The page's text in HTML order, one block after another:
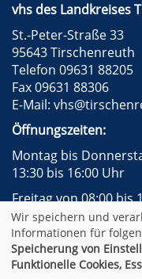
vhs des Landkreises
St.-Peter-Straße 33
95643 Tirschenreuth
Telefon 09631 88205
Fax 09631 88306
E-Mail:
Öffnungszeiten:
Montag bis
13:30 bis 16:00 Uhr
Freitag von 08:00 bis
Impressum
AGB
Newsletter
Wir speichern und
Informationen für
Speicherung von
Funktionelle Cookies,